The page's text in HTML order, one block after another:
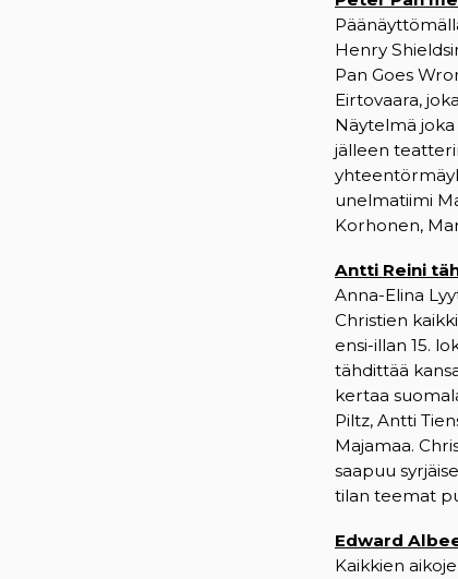
Henry
Pan Goes
Eirtovaara,
Näytelmä
jälleen
unelmatiimi
Korhonen,
Antti Reini
Anna-Elina
Christien
ensi-illan 15.
tähdittää
kertaa
Piltz, Antti
Majamaa.
saapuu
tilan teemat
Edward
Kaikkien